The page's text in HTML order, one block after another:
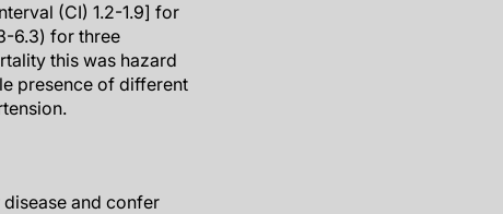
(CI) 1.2-1.9] for
6.3) for three
this was hazard
presence of different
and confer